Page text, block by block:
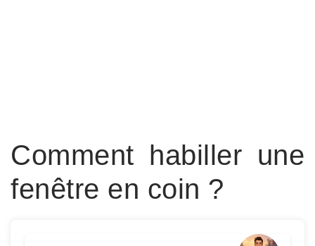
Comment habiller une
fenêtre en coin ?